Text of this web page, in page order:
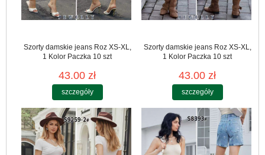
Szorty damskie jeans Roz XS-XL,
1 Kolor Paczka 10 szt
43.00 zł
szczegóły
Szorty damskie jeans Roz XS-XL,
1 Kolor Paczka 10 szt
43.00 zł
szczegóły